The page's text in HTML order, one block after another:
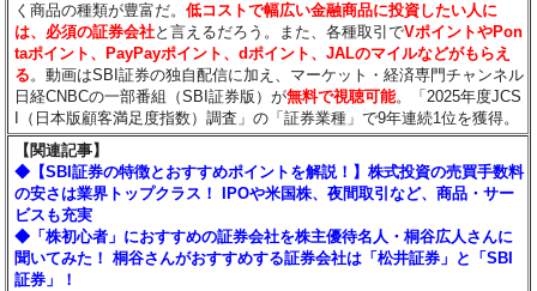
く商品の種類が豊富だ。低コストで幅広い金融商品に投資したい人に
は、必須の証券会社と言えるだろう。また、各種取引でVポイントやPon
taポイント、PayPayポイント、dポイント、JALのマイルなどがもらえ
る。動画はSBI証券の独自配信に加え、マーケット・経済専門チャンネル
日経CNBCの一部番組（SBI証券版）が無料で視聴可能。「2025年度JCS
I（日本版顧客満足度指数）調査」の「証券業種」で9年連続1位を獲得。
【関連記事】
◆【SBI証券の特徴とおすすめポイントを解説！】株式投資の売買手数料
の安さは業界トップクラス！ IPOや米国株、夜間取引など、商品・サー
ビスも充実
◆「株初心者」におすすめの証券会社を株主優待名人・桐谷広人さんに
聞いてみた！ 桐谷さんがおすすめする証券会社は「松井証券」と「SBI
証券」！